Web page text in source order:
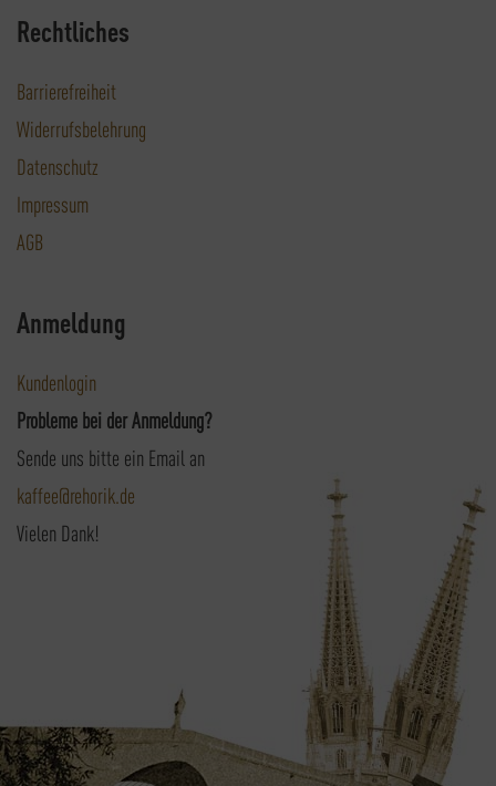
Rechtliches
Barrierefreiheit
Widerrufsbelehrung
Datenschutz
Impressum
AGB
Anmeldung
Kundenlogin
Probleme bei der Anmeldung?
Sende uns bitte ein Email an
kaffee@rehorik.de
Vielen Dank!